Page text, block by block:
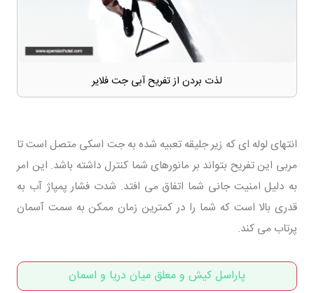
لذت بردن از تفریح آبی جت فلایر
انتهای لوله ای که زیر جلیقه تعبیه شده به جت اسکی متصل است تا
مربی این تفریح بتواند بر مانورهای شما کنترل داشته باشد. این امر
به دلیل امنیت جانی شما اتفاق می افتد. شدت فشار پمپاژ آب به
قدری بالا است که شما را در کمترین زمان ممکن به سمت آسمان
پرتاب می کند.
پاراسل کیش و معلق میان دریا و اسمان